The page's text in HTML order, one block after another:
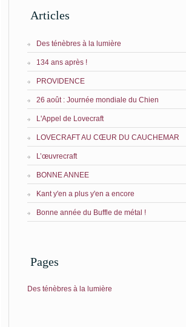
Articles
Des ténèbres à la lumière
134 ans après !
PROVIDENCE
26 août : Journée mondiale du Chien
L'Appel de Lovecraft
LOVECRAFT AU CŒUR DU CAUCHEMAR
L’œuvrecraft
BONNE ANNEE
Kant y'en a plus y'en a encore
Bonne année du Buffle de métal !
Pages
Des ténèbres à la lumière